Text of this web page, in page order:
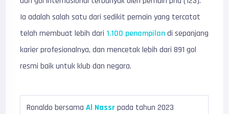
Ia adalah salah satu dari sedikit pemain yang tercatat
telah membuat lebih dari 1.100 penampilandi sepanjang
karier profesionalnya, dan mencetak lebih dari 891 gol
resmi baik untuk klub dan negara.
Ronaldo bersamaAl Nassrpada tahun 2023